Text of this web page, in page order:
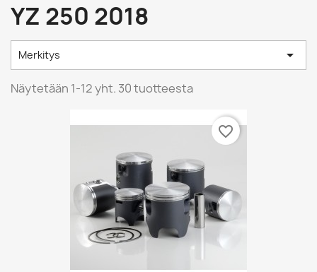
YZ 250 2018
Merkitys 
Näytetään 1-12 yht. 30 tuotteesta
favorite_border